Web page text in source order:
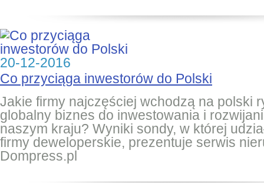
20-12-2016
Co przyciąga inwestorów do Polski
Jakie firmy najczęściej wchodzą na polski
globalny biznes do inwestowania i
naszym kraju? Wyniki sondy, w której
firmy deweloperskie, prezentuje serwis
Dompress.pl